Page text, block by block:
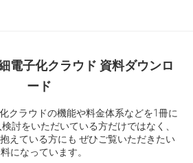
電子化クラウド 資料ダウンロ
ード
クラウドの機能や料金体系などを1冊に
討をいただいている方だけではなく、
えている方にも ぜひご覧いただきたい
になっています。